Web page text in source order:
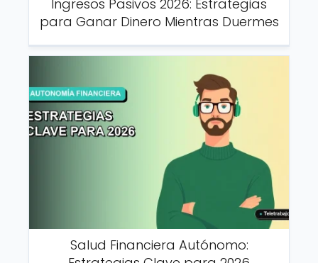
Ingresos Pasivos 2026: Estrategias
para Ganar Dinero Mientras Duermes
Salud Financiera Autónomo: